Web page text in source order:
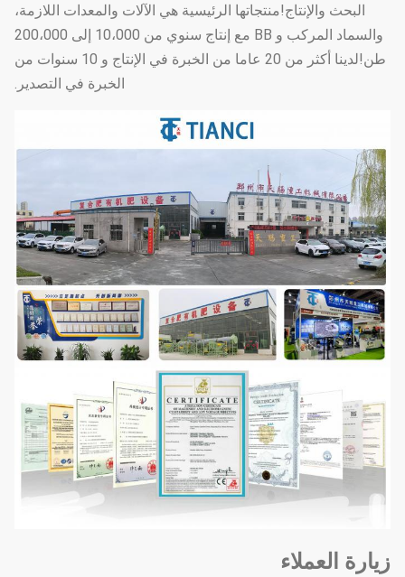
البحث والإنتاج!منتجاتها الرئيسية هي الآلات والمعدات اللازمة،
والسماد المركب و BB مع إنتاج سنوي من 10،000 إلى 200،000
طن!لدينا أكثر من 20 عاما من الخبرة في الإنتاج و 10 سنوات من
الخبرة في التصدير.
زيارة العملاء